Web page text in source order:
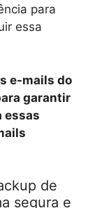
para
essa
e-mails do
garantir
essas
de
segura e